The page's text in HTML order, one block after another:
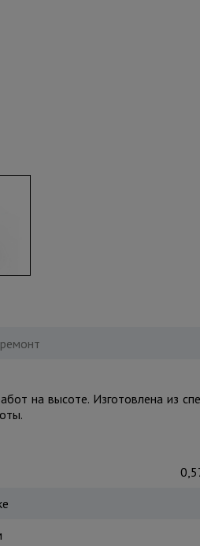
на высоте. Изготовлена из